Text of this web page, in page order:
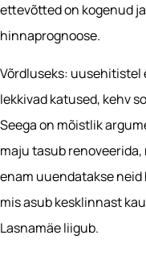
ettevõtted on kogenud
hinnaprognoose.
Võrdluseks: uusehitistel
lekkivad katused, kehv
Seega on mõistlik
maju tasub
enam uuendatakse neid
mis asub kesklinnast
Lasnamäe liigub.